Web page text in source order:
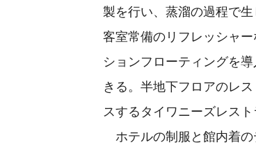
製を行い、蒸溜の過程で
客室常備のリフレッシャ
ションフローティングを
きる。半地下フロアのレ
スするタイワニーズレス
ホテルの制服と館内着の